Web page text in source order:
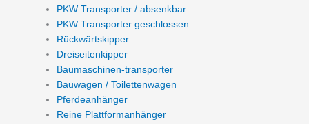
PKW Transporter / absenkbar
PKW Transporter geschlossen
Rückwärtskipper
Dreiseitenkipper
Baumaschinen-transporter
Bauwagen / Toilettenwagen
Pferdeanhänger
Reine Plattformanhänger